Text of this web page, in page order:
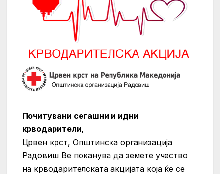
Почитувани сегашни и идни
крводарители,
Црвен крст, Општинска организација
Радовиш Ве поканува да земете учество
на крводарителската акцијата која ќе се